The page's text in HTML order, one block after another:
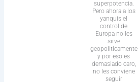
superpotencia.
Pero ahora a los
yanquis el
control de
Europa no les
sirve
geopolíticamente
y por eso es
demasiado caro,
no les conviene
seguir